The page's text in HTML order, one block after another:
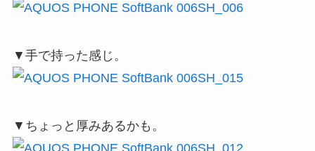
▼手で持った感じ。
▼ちょっと厚みあるかも。